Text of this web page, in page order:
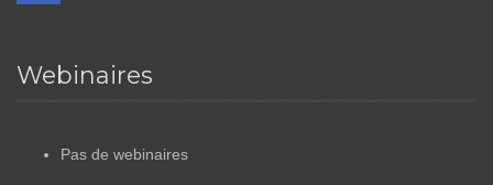
Webinaires
Pas de webinaires